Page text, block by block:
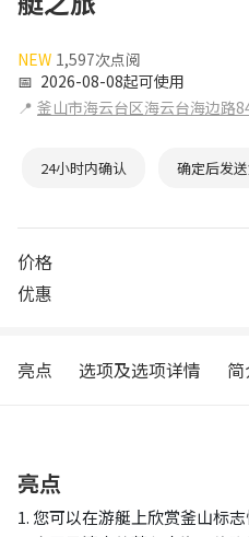
NEW 1,597次点阅
📅 2026-08-08起可使用
📍 釜山市海云台区海云台海边路
24小时内确认 确定后发
价格
优惠
亮点 选项及选项详情
亮点
1. 您可以在游艇上欣赏釜山标志